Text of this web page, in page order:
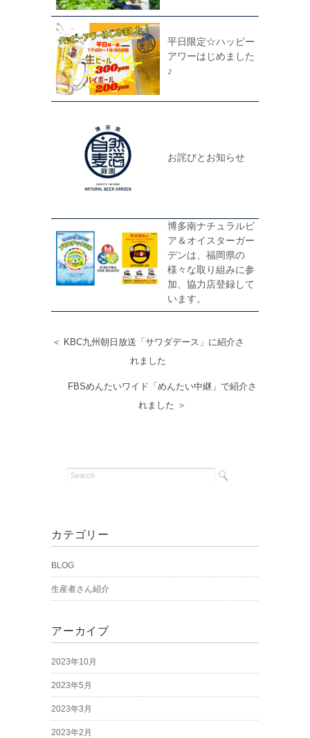
平日限定☆ハッピー
アワーはじめました
♪
お詫びとお知らせ
博多南ナチュラルビ
ア＆オイスターガー
デンは、福岡県の
様々な取り組みに参
加、協力店登録して
います。
＜ KBC九州朝日放送「サワダデース」に紹介さ
れました
FBSめんたいワイド「めんたい中継」で紹介さ
れました ＞
カテゴリー
BLOG
生産者さん紹介
アーカイブ
2023年10月
2023年5月
2023年3月
2023年2月